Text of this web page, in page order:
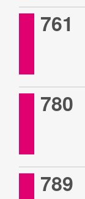
761
780
789